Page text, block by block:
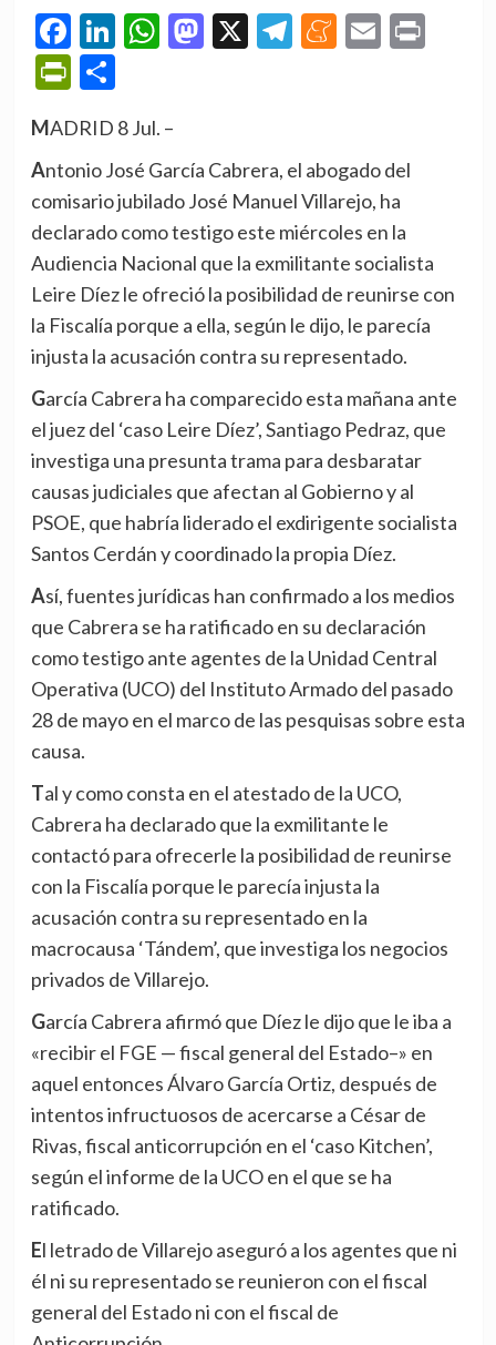
Facebook
LinkedIn
WhatsApp
Mastodon
X Telegram
Meneame
Email
PrintFriendly
Compartir
MADRID 8 Jul. –
Antonio José García Cabrera, el abogado del
comisario jubilado José Manuel Villarejo, ha
declarado como testigo este miércoles en la
Audiencia Nacional que la exmilitante socialista
Leire Díez le ofreció la posibilidad de reunirse con
la Fiscalía porque a ella, según le dijo, le parecía
injusta la acusación contra su representado.
García Cabrera ha comparecido esta mañana ante
el juez del ‘caso Leire Díez’, Santiago Pedraz, que
investiga una presunta trama para desbaratar
causas judiciales que afectan al Gobierno y al
PSOE, que habría liderado el exdirigente socialista
Santos Cerdán y coordinado la propia Díez.
Así, fuentes jurídicas han confirmado a los medios
que Cabrera se ha ratificado en su declaración
como testigo ante agentes de la Unidad Central
Operativa (UCO) del Instituto Armado del pasado
28 de mayo en el marco de las pesquisas sobre esta
causa.
Tal y como consta en el atestado de la UCO,
Cabrera ha declarado que la exmilitante le
contactó para ofrecerle la posibilidad de reunirse
con la Fiscalía porque le parecía injusta la
acusación contra su representado en la
macrocausa ‘Tándem’, que investiga los negocios
privados de Villarejo.
García Cabrera afirmó que Díez le dijo que le iba a
«recibir el FGE — fiscal general del Estado–» en
aquel entonces Álvaro García Ortiz, después de
intentos infructuosos de acercarse a César de
Rivas, fiscal anticorrupción en el ‘caso Kitchen’,
según el informe de la UCO en el que se ha
ratificado.
El letrado de Villarejo aseguró a los agentes que ni
él ni su representado se reunieron con el fiscal
general del Estado ni con el fiscal de